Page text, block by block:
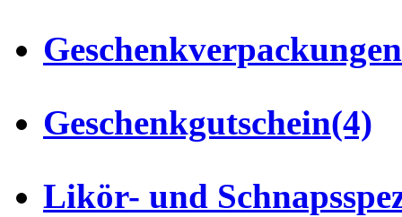
Geschenkverpackungen
Geschenkgutschein(4)
Likör- und